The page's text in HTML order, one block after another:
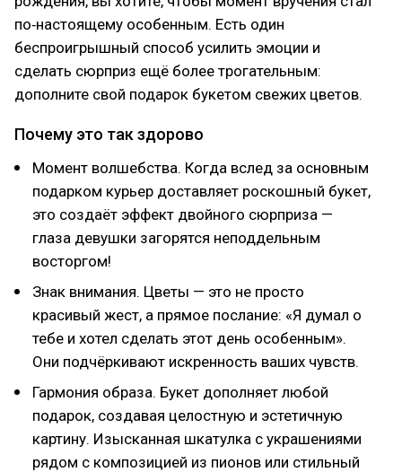
по‑настоящему особенным. Есть один
беспроигрышный способ усилить эмоции и
сделать сюрприз ещё более трогательным:
дополните свой подарок букетом свежих цветов.
Почему это так здорово
Момент волшебства. Когда вслед за основным
подарком курьер доставляет роскошный букет,
это создаёт эффект двойного сюрприза —
глаза девушки загорятся неподдельным
восторгом!
Знак внимания. Цветы — это не просто
красивый жест, а прямое послание: «Я думал о
тебе и хотел сделать этот день особенным».
Они подчёркивают искренность ваших чувств.
Гармония образа. Букет дополняет любой
подарок, создавая целостную и эстетичную
картину. Изысканная шкатулка с украшениями
рядом с композицией из пионов или стильный